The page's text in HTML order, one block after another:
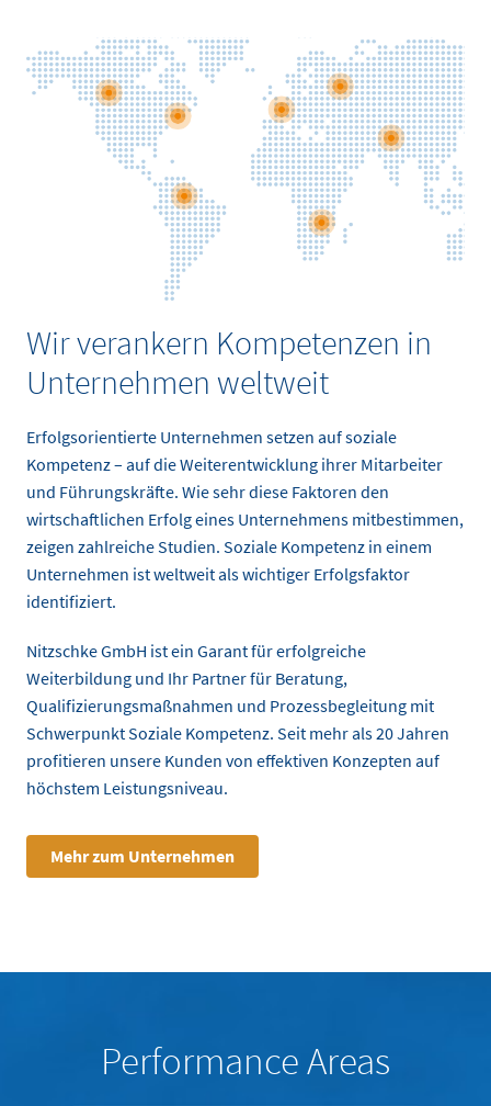
Wir verankern Kompetenzen in
Unternehmen weltweit
Erfolgsorientierte Unternehmen setzen auf soziale
Kompetenz – auf die Weiterentwicklung ihrer Mitarbeiter
und Führungskräfte. Wie sehr diese Faktoren den
wirtschaftlichen Erfolg eines Unternehmens mitbestimmen,
zeigen zahlreiche Studien. Soziale Kompetenz in einem
Unternehmen ist weltweit als wichtiger Erfolgsfaktor
identifiziert.
Nitzschke GmbH ist ein Garant für erfolgreiche
Weiterbildung und Ihr Partner für Beratung,
Qualifizierungsmaßnahmen und Prozessbegleitung mit
Schwerpunkt Soziale Kompetenz. Seit mehr als 20 Jahren
profitieren unsere Kunden von effektiven Konzepten auf
höchstem Leistungsniveau.
Mehr zum Unternehmen
Performance Areas